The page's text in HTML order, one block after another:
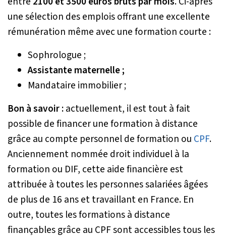
une sélection des emplois offrant une excellente
rémunération même avec une formation courte :
Sophrologue ;
Assistante maternelle ;
Mandataire immobilier ;
Bon à savoir :actuellement, il est tout à fait
possible de financer une formation à distance
grâce au compte personnel de formation ou CPF.
Anciennement nommée droit individuel à la
formation ou DIF, cette aide financière est
attribuée à toutes les personnes salariées âgées
de plus de 16 ans et travaillant en France. En
outre, toutes les formations à distance
finançables grâce au CPF sont accessibles tous les